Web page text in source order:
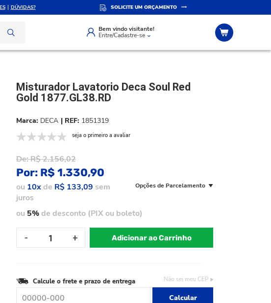
DÚVIDAS? SOLICITE UM ORÇAMENTO
Bem vindo visitante!
Entre/Cadastre-se
PERSONALIZADO ATENDIMENTO PERSONALIZADO
Misturador Lavatorio Deca Soul Red
Gold 1877.GL38.RD
DECA 1851319
seja o primeiro a avaliar
De:R$ 2.156,02
Por: R$ 1.330,90
ou 10xde R$ 133,09 sem
juros
Opções de Parcelamento
ou 5%de desconto (PIX ou boleto)
Adicionar ao Carrinho
Calcule o frete e prazo de entrega Não sei meu CEP
Calcular